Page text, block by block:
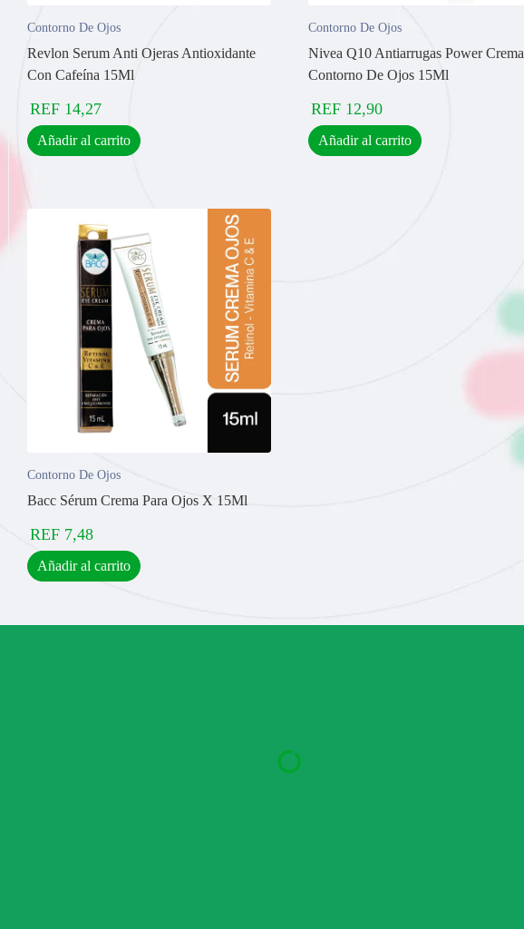
Contorno De Ojos
Revlon Serum Anti Ojeras Antioxidante
Con Cafeína 15Ml
REF 14,27
Añadir al carrito
Contorno De Ojos
Nivea Q10 Antiarrugas Power Crema
Contorno De Ojos 15Ml
REF 12,90
Añadir al carrito
Contorno De Ojos
Bacc Sérum Crema Para Ojos X 15Ml
REF 7,48
Añadir al carrito